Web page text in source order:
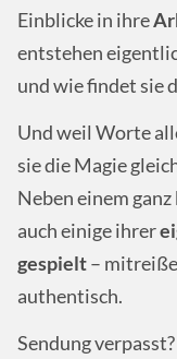
Einblicke in ihre
entstehen
und wie findet sie
Und weil Worte
sie die Magie
Neben einem
auch einige ihrer
gespielt–
authentisch.
Sendung